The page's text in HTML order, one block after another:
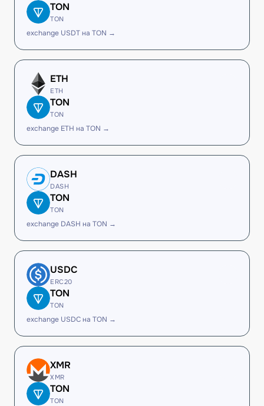
TON
TON
exchange USDT на TON →
ETH
ETH
TON
TON
exchange ETH на TON →
DASH
DASH
TON
TON
exchange DASH на TON →
USDC
ERC20
TON
TON
exchange USDC на TON →
XMR
XMR
TON
TON